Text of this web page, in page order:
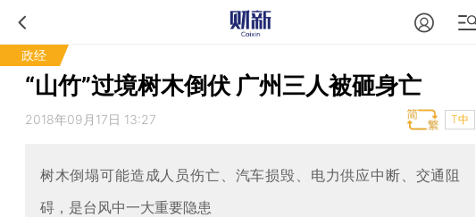
政经
“山竹”过境树木倒伏 广州三人被砸身亡
2018年09月17日 13:27 T中
树木倒塌可能造成人员伤亡、汽车损毁、电力供应中断、交通阻
碍，是台风中一大重要隐患